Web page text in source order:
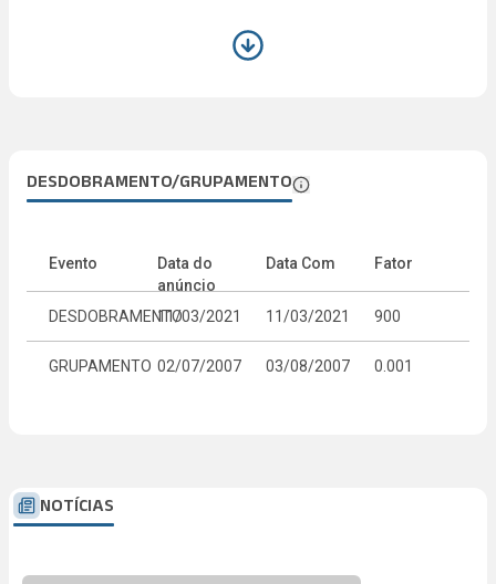
DESDOBRAMENTO/GRUPAMENTO
Evento
Data do
anúncio
Data Com Fator
DESDOBRAMENTO11/03/2021 11/03/2021 900
GRUPAMENTO 02/07/2007 03/08/2007 0.001
NOTÍCIAS